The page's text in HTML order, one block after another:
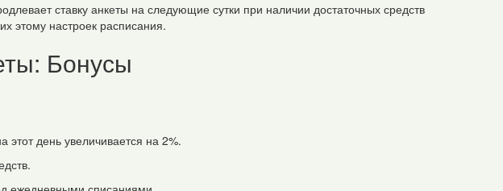
ставку анкеты на следующие сутки при наличии достаточных средств
этому настроек расписания.
Бонусы
день увеличивается на 2%.